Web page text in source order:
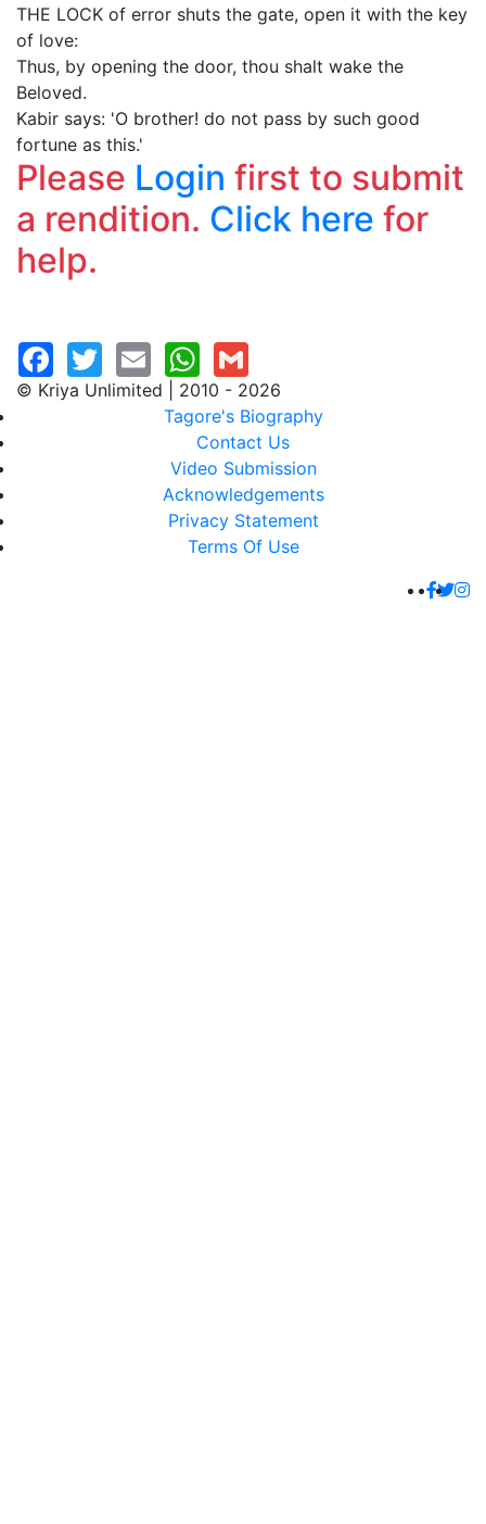
THE LOCK of error shuts the gate, open it with the key
of love:
Thus, by opening the door, thou shalt wake the
Beloved.
Kabir says: 'O brother! do not pass by such good
fortune as this.'
Please Login first to submit
a rendition. Click here for
help.
© Kriya Unlimited | 2010 - 2026
Tagore's Biography
Contact Us
Video Submission
Acknowledgements
Privacy Statement
Terms Of Use